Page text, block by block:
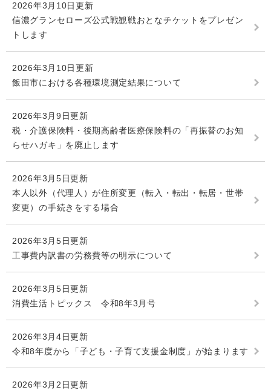
2026年3月10日更新
信濃グランセローズ公式戦観戦おとなチケットをプレゼン
トします
2026年3月10日更新
飯田市における各種環境測定結果について
2026年3月9日更新
税・介護保険料・後期高齢者医療保険料の「再振替のお知
らせハガキ」を廃止します
2026年3月5日更新
本人以外（代理人）が住所変更（転入・転出・転居・世帯
変更）の手続きをする場合
2026年3月5日更新
工事費内訳書の労務費等の明示について
2026年3月5日更新
消費生活トピックス 令和8年3月号
2026年3月4日更新
令和8年度から「子ども・子育て支援金制度」が始まります
2026年3月2日更新